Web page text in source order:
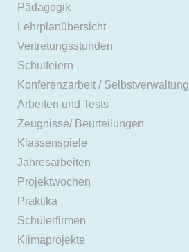
Pädagogik
Lehrplanübersicht
Vertretungsstunden
Schulfeiern
Konferenzarbeit / Selbstverwaltung
Arbeiten und Tests
Zeugnisse/ Beurteilungen
Klassenspiele
Jahresarbeiten
Projektwochen
Praktika
Schülerfirmen
Klimaprojekte